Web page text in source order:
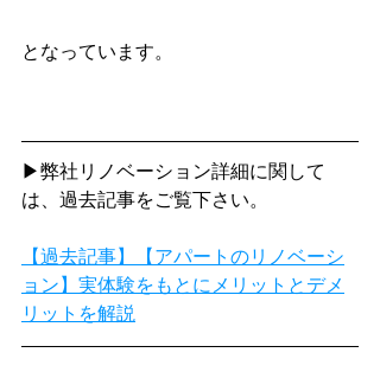
となっています。
▶弊社リノベーション詳細に関して
は、過去記事をご覧下さい。
【過去記事】【アパートのリノベーシ
ョン】実体験をもとにメリットとデメ
リットを解説